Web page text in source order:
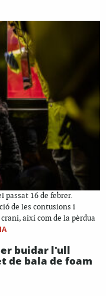
passat 16 de febrer.
de les contusions i
així com de la pèrdua
buidar l'ull
de bala de foam